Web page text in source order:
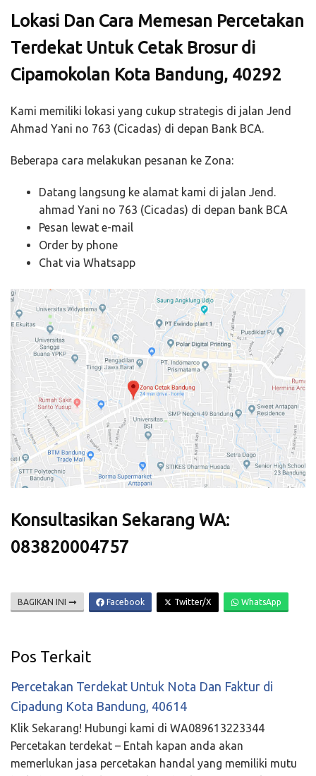
Lokasi Dan Cara Memesan Percetakan
Terdekat Untuk Cetak Brosur di
Cipamokolan Kota Bandung, 40292
Kami memiliki lokasi yang cukup strategis di jalan Jend
Ahmad Yani no 763 (Cicadas) di depan Bank BCA.
Beberapa cara melakukan pesanan ke Zona:
Datang langsung ke alamat kami di jalan Jend.
ahmad Yani no 763 (Cicadas) di depan bank BCA
Pesan lewat e-mail
Order by phone
Chat via Whatsapp
Konsultasikan Sekarang WA:
083820004757
BAGIKAN INI Facebook Twitter/X WhatsApp
Pos Terkait
Percetakan Terdekat Untuk Nota Dan Faktur di
Cipadung Kota Bandung, 40614
Klik Sekarang! Hubungi kami di WA089613223344
Percetakan terdekat – Entah kapan anda akan
memerlukan jasa percetakan handal yang memiliki mutu